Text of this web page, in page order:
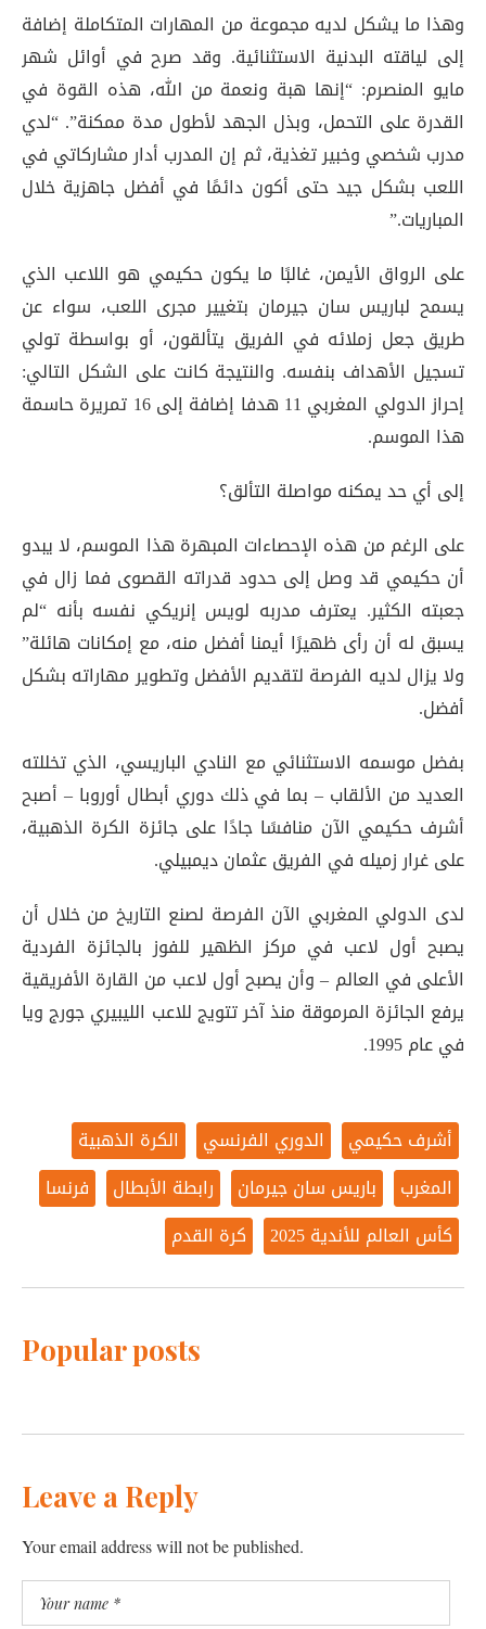
وهذا ما يشكل لديه مجموعة من المهارات المتكاملة إضافة
إلى لياقته البدنية الاستثنائية. وقد صرح في أوائل شهر
مايو المنصرم: “إنها هبة ونعمة من الله، هذه القوة في
القدرة على التحمل، وبذل الجهد لأطول مدة ممكنة”. “لدي
مدرب شخصي وخبير تغذية، ثم إن المدرب أدار مشاركاتي في
اللعب بشكل جيد حتى أكون دائمًا في أفضل جاهزية خلال
المباريات.”
على الرواق الأيمن، غالبًا ما يكون حكيمي هو اللاعب الذي
يسمح لباريس سان جيرمان بتغيير مجرى اللعب، سواء عن
طريق جعل زملائه في الفريق يتألقون، أو بواسطة تولي
تسجيل الأهداف بنفسه. والنتيجة كانت على الشكل التالي:
إحراز الدولي المغربي 11 هدفا إضافة إلى 16 تمريرة حاسمة
هذا الموسم.
إلى أي حد يمكنه مواصلة التألق؟
على الرغم من هذه الإحصاءات المبهرة هذا الموسم، لا يبدو
أن حكيمي قد وصل إلى حدود قدراته القصوى فما زال في
جعبته الكثير. يعترف مدربه لويس إنريكي نفسه بأنه “لم
يسبق له أن رأى ظهيرًا أيمنا أفضل منه، مع إمكانات هائلة”
ولا يزال لديه الفرصة لتقديم الأفضل وتطوير مهاراته بشكل
أفضل.
بفضل موسمه الاستثنائي مع النادي الباريسي، الذي تخللته
العديد من الألقاب – بما في ذلك دوري أبطال أوروبا – أصبح
أشرف حكيمي الآن منافسًا جادًا على جائزة الكرة الذهبية،
على غرار زميله في الفريق عثمان ديمبيلي.
لدى الدولي المغربي الآن الفرصة لصنع التاريخ من خلال أن
يصبح أول لاعب في مركز الظهير للفوز بالجائزة الفردية
الأعلى في العالم – وأن يصبح أول لاعب من القارة الأفريقية
يرفع الجائزة المرموقة منذ آخر تتويج للاعب الليبيري جورج ويا
في عام 1995.
أشرف حكيمي الدوري الفرنسي
الكرة الذهبية
المغرب
باريس سان جيرمان رابطة الأبطال
فرنسا
كأس العالم للأندية 2025
كرة القدم
Popular posts
Leave a Reply
Your email address will not be published.